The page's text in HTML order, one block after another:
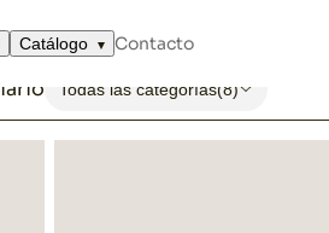
Catálogo Contacto
Todas las categorías(8)